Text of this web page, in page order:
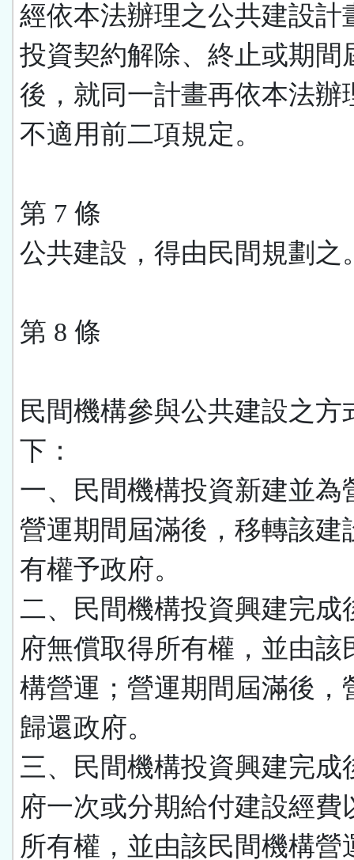
經依本法辦理之公共建設計
投資契約解除、終止或期間
後，就同一計畫再依本法辦
不適用前二項規定。
第 7 條
公共建設，得由民間規劃之
第 8 條
民間機構參與公共建設之方
下：
一、民間機構投資新建並為
營運期間屆滿後，移轉該建
有權予政府。
二、民間機構投資興建完成
府無償取得所有權，並由該
構營運；營運期間屆滿後，
歸還政府。
三、民間機構投資興建完成
府一次或分期給付建設經費
所有權，並由該民間機構營